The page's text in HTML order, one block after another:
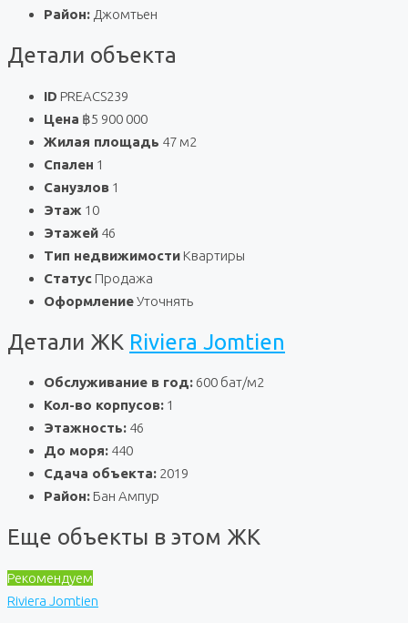
Район: Джомтьен
Детали объекта
ID PREACS239
Цена ฿5 900 000
Жилая площадь 47 м2
Спален 1
Санузлов 1
Этаж 10
Этажей 46
Тип недвижимости Квартиры
Статус Продажа
ОформлениеУточнять
Детали ЖК Riviera Jomtien
Обслуживание в год: 600 бат/м2
Кол-во корпусов: 1
Этажность: 46
До моря: 440
Сдача объекта: 2019
Район: Бан Ампур
Еще объекты в этом ЖК
Рекомендуем
Riviera Jomtien